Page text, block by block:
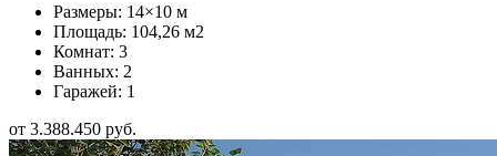
Размеры: 14×10 м
Площадь: 104,26 м2
Комнат: 3
Ванных: 2
Гаражей: 1
от 3.388.450 руб.